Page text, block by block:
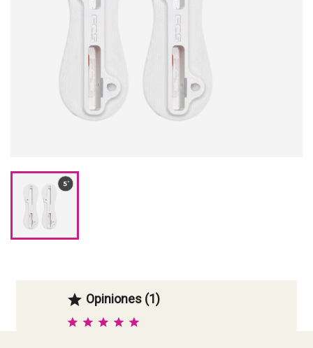
 Opiniones (1)